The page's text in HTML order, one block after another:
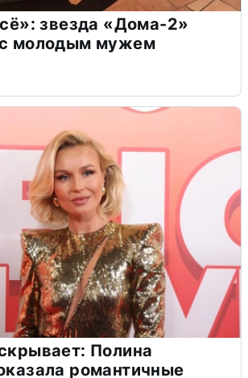
звезда «Дома-2»
с молодым мужем
Полина
романтичные